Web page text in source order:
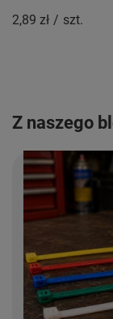
2,89 zł / szt.
Z naszego